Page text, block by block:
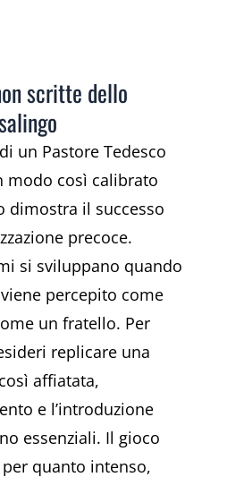
scritte dello
un Pastore Tedesco
modo così calibrato
dimostra il successo
precoce.
si sviluppano quando
percepito come
un fratello. Per
replicare una
affiatata,
e l’introduzione
essenziali. Il gioco
quanto intenso,